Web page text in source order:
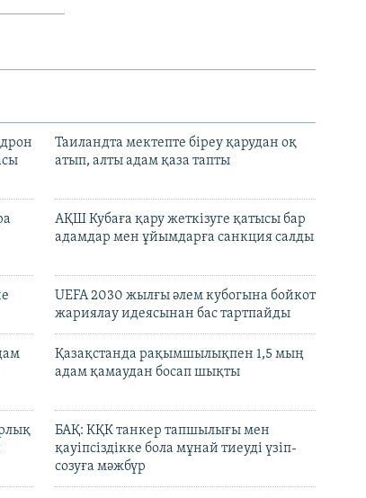
Таиландта мектепте біреу қарудан оқ
атып, алты адам қаза тапты
АҚШ Кубаға қару жеткізуге қатысы бар
адамдар мен ұйымдарға санкция салды
UEFA 2030 жылғы әлем кубогына бойкот
жариялау идеясынан бас тартпайды
Қазақстанда рақымшылықпен 1,5 мың
адам қамаудан босап шықты
БАҚ: КҚК танкер тапшылығы мен
қауіпсіздікке бола мұнай тиеуді үзіп-
созуға мәжбүр